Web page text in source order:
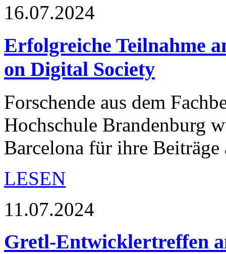
16.07.2024
Erfolgreiche Teilnahme
on Digital Society
Forschende aus dem
Hochschule Brandenburg
Barcelona für ihre Beiträge
LESEN
11.07.2024
Gretl-Entwicklertreffen